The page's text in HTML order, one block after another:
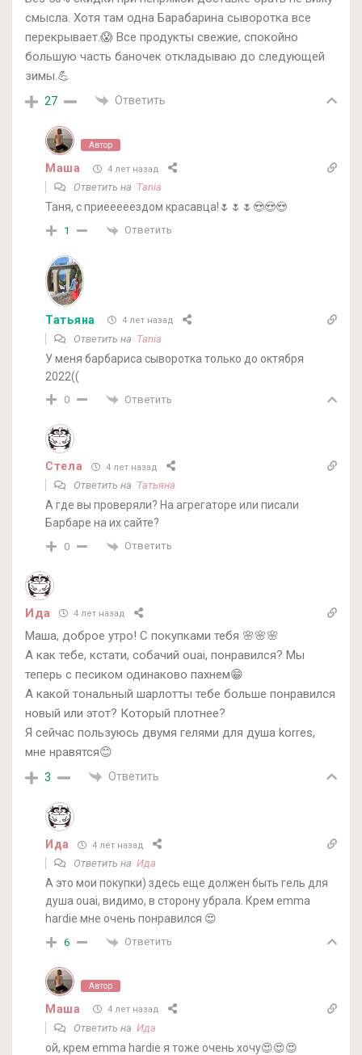
смысла. Хотя там одна Барабарина сыворотка все
перекрывает.😱 Все продукты свежие, спокойно
большую часть баночек откладываю до следующей
зимы.💪
27 Ответить
Автор
Маша 4 лет назад
Ответить на Tania
Таня, с приееееездом красавца!🌷🌷🌷😍😍😍
1 Ответить
Татьяна 4 лет назад
Ответить на Tania
У меня барбариса сыворотка только до октября
2022((
0 Ответить
Стела 4 лет назад
Ответить на Татьяна
А где вы проверяли? На агрегаторе или писали
Барбаре на их сайте?
0 Ответить
Ида 4 лет назад
Маша, доброе утро! С покупками тебя 🌸🌸🌸
А как тебе, кстати, собачий ouai, понравился? Мы
теперь с песиком одинаково пахнем😁
А какой тональный шарлотты тебе больше понравился
новый или этот? Который плотнее?
Я сейчас пользуюсь двумя гелями для душа korres,
мне нравятся😊
3 Ответить
Ида 4 лет назад
Ответить на Ида
А это мои покупки) здесь еще должен быть гель для
душа ouai, видимо, в сторону убрала. Крем emma
hardie мне очень понравился 😍
6 Ответить
Автор
Маша 4 лет назад
Ответить на Ида
ой, крем emma hardie я тоже очень хочу😍😍😍